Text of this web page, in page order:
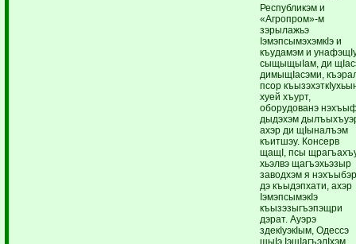
Республикэм и
«Агропром»-м
зэрылажьэ
IэмэпсымэхэмкIэ и
къудамэм и
сыщыщыIам, ди
димыщIасэми,
псор
хуей хъурт,
оборудованэ
дыдэхэм
ахэр ди щIыналъэм
къитшэу. Консерв
щащI, псы
хьэлвэ щагъэхьэзыр
заводхэм я
дэ къыдэпхати, ахэр
IэмэпсымэкIэ
къызэзыгъэпэщри
дэрат. Ауэрэ
здекIуэкIым, Одессэ
щыIэ IэщIагъэлIхэм